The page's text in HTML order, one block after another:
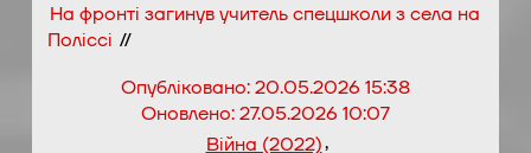
На фронті загинув учитель спецшколи з села на
Поліссі //
Опубліковано:20.05.2026 15:38
Оновлено:27.05.2026 10:07
Війна (2022),